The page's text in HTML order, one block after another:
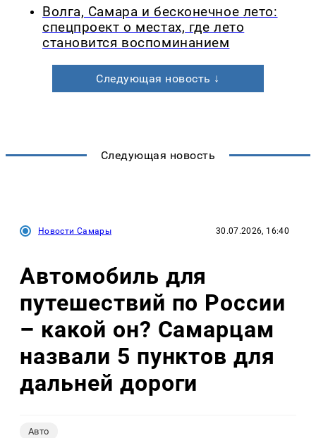
Волга, Самара и бесконечное лето:
спецпроект о местах, где лето
становится воспоминанием
Следующая новость ↓
Следующая новость
Новости Самары 30.07.2026, 16:40
Автомобиль для
путешествий по России
– какой он? Самарцам
назвали 5 пунктов для
дальней дороги
Авто